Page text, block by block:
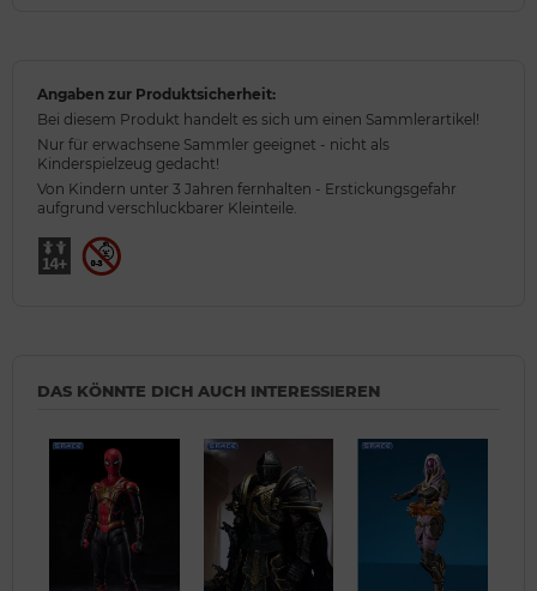
Angaben zur Produktsicherheit:
Bei diesem Produkt handelt es sich um einen Sammlerartikel!
Nur für erwachsene Sammler geeignet - nicht als
Kinderspielzeug gedacht!
Von Kindern unter 3 Jahren fernhalten - Erstickungsgefahr
aufgrund verschluckbarer Kleinteile.
DAS KÖNNTE DICH AUCH INTERESSIEREN